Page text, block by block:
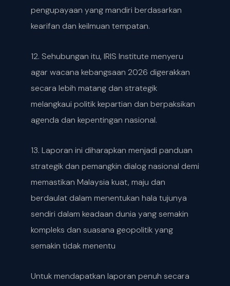
pengupayaan yang mandiri berdasarkan
kearifan dan keilmuan tempatan.
12. Sehubungan itu, IRIS Institute menyeru
agar wacana kebangsaan 2026 digerakkan
secara lebih matang dan strategik
melangkaui politik kepartian dan berpaksikan
agenda dan kepentingan nasional.
13. Laporan ini diharapkan menjadi panduan
strategik dan pemangkin dialog nasional demi
memastikan Malaysia kuat, maju dan
berdaulat dalam menentukan hala tujunya
sendiri dalam keadaan dunia yang semakin
kompleks dan suasana geopolitik yang
semakin tidak menentu
Untuk mendapatkan laporan penuh secara